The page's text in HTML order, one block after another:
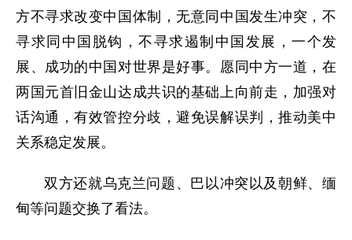
方不寻求改变中国体制，无意同中国发生冲突，不
寻求同中国脱钩，不寻求遏制中国发展，一个发
展、成功的中国对世界是好事。愿同中方一道，在
两国元首旧金山达成共识的基础上向前走，加强对
话沟通，有效管控分歧，避免误解误判，推动美中
关系稳定发展。
双方还就乌克兰问题、巴以冲突以及朝鲜、缅
甸等问题交换了看法。